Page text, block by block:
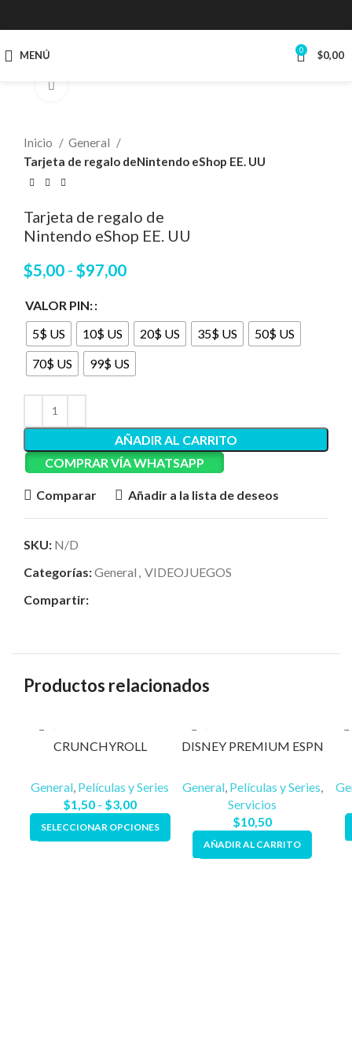
MENÚ 0 $0,00
Inicio
General
Tarjeta de regalo deNintendo eShop EE. UU
Tarjeta de regalo de
Nintendo eShop EE. UU
$5,00 - $97,00
VALOR PIN:
5$ US
10$ US 20$ US 35$ US
50$ US
70$ US
99$ US
AÑADIR AL CARRITO
COMPRAR VÍA WHATSAPP
Comparar Añadir a la lista de deseos
SKU: N/D
Categorías:General VIDEOJUEGOS
Compartir:
Productos relacionados
CRUNCHYROLL
General, Películas y Series
$1,50 - $3,00
SELECCIONAR OPCIONES
DISNEY PREMIUM ESPN
General, Películas y Series,
Servicios
$10,50
AÑADIR AL CARRITO